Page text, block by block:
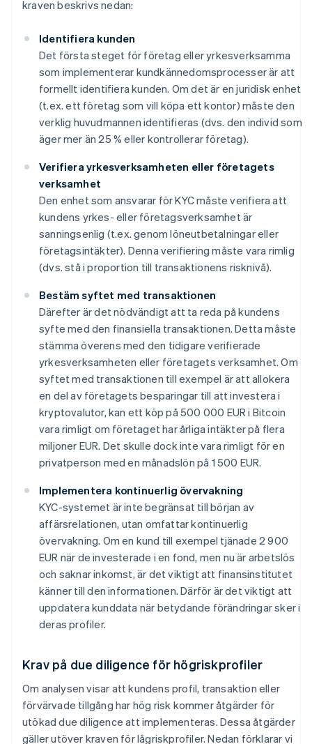
kraven beskrivs nedan:
Identifiera kunden
Det första steget för företag eller yrkesverksamma
som implementerar kundkännedomsprocesser är att
formellt identifiera kunden. Om det är en juridisk enhet
(t.ex. ett företag som vill köpa ett kontor) måste den
verklig huvudmannen identifieras (dvs. den individ som
äger mer än 25 % eller kontrollerar företag).
Verifiera yrkesverksamheten eller företagets
verksamhet
Den enhet som ansvarar för KYC måste verifiera att
kundens yrkes- eller företagsverksamhet är
sanningsenlig (t.ex. genom löneutbetalningar eller
företagsintäkter). Denna verifiering måste vara rimlig
(dvs. stå i proportion till transaktionens risknivå).
Bestäm syftet med transaktionen
Därefter är det nödvändigt att ta reda på kundens
syfte med den finansiella transaktionen. Detta måste
stämma överens med den tidigare verifierade
yrkesverksamheten eller företagets verksamhet. Om
syftet med transaktionen till exempel är att allokera
en del av företagets besparingar till att investera i
kryptovalutor, kan ett köp på 500 000 EUR i Bitcoin
vara rimligt om företaget har årliga intäkter på flera
miljoner EUR. Det skulle dock inte vara rimligt för en
privatperson med en månadslön på 1 500 EUR.
Implementera kontinuerlig övervakning
KYC-systemet är inte begränsat till början av
affärsrelationen, utan omfattar kontinuerlig
övervakning. Om en kund till exempel tjänade 2 900
EUR när de investerade i en fond, men nu är arbetslös
och saknar inkomst, är det viktigt att finansinstitutet
känner till den informationen. Därför är det viktigt att
uppdatera kunddata när betydande förändringar sker i
deras profiler.
Krav på due diligence för högriskprofiler
Om analysen visar att kundens profil, transaktion eller
förvärvade tillgång har hög risk kommer åtgärder för
utökad due diligence att implementeras. Dessa åtgärder
gäller utöver kraven för lågriskprofiler. Nedan förklarar vi